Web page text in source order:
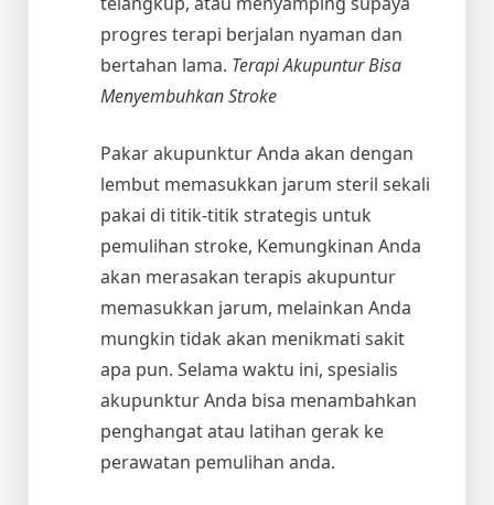
progres terapi berjalan nyaman dan
bertahan lama. Terapi Akupuntur Bisa
Menyembuhkan Stroke
Pakar akupunktur Anda akan dengan
lembut memasukkan jarum steril sekali
pakai di titik-titik strategis untuk
pemulihan stroke, Kemungkinan Anda
akan merasakan terapis akupuntur
memasukkan jarum, melainkan Anda
mungkin tidak akan menikmati sakit
apa pun. Selama waktu ini, spesialis
akupunktur Anda bisa menambahkan
penghangat atau latihan gerak ke
perawatan pemulihan anda.